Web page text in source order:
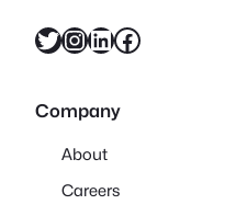
Twitter InstagramLinkedIn Facebook
Company
About
Careers